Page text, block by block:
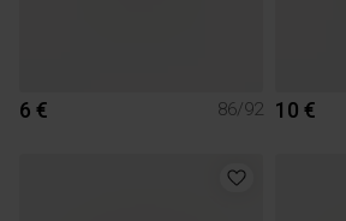
6 € 86/92 10 €